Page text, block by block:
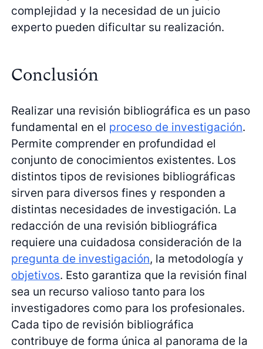
complejidad y la necesidad de un juicio
experto pueden dificultar su realización.
Conclusión
Realizar una revisión bibliográfica es un paso
fundamental en el proceso de investigación.
Permite comprender en profundidad el
conjunto de conocimientos existentes. Los
distintos tipos de revisiones bibliográficas
sirven para diversos fines y responden a
distintas necesidades de investigación. La
redacción de una revisión bibliográfica
requiere una cuidadosa consideración de la
pregunta de investigación, la metodología y
objetivos. Esto garantiza que la revisión final
sea un recurso valioso tanto para los
investigadores como para los profesionales.
Cada tipo de revisión bibliográfica
contribuye de forma única al panorama de la